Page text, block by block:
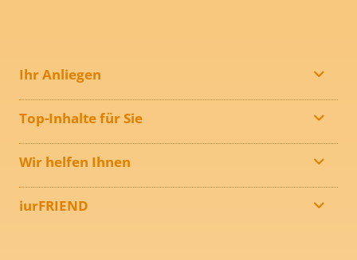
Ihr Anliegen
Top-Inhalte für Sie
Wir helfen Ihnen
iurFRIEND